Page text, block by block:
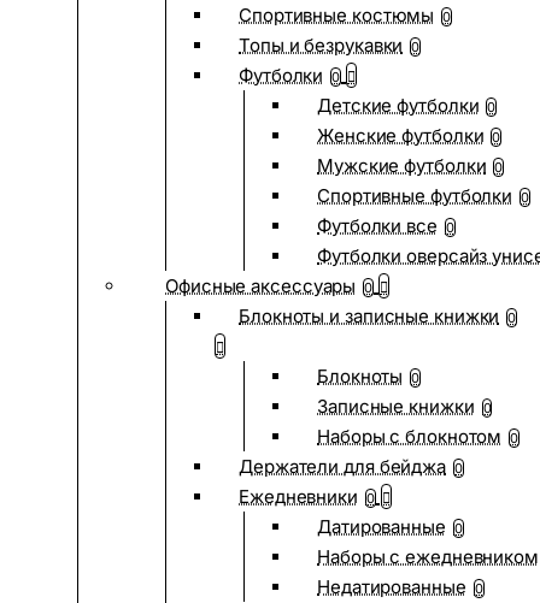
Спортивные костюмы 0
Топы и безрукавки 0
Футболки 0
Детские футболки 0
Женские футболки 0
Мужские футболки 0
Спортивные футболки 0
Футболки все 0
Футболки оверсайз
Офисные аксессуары 0
Блокноты и записные книжки 0
Блокноты 0
Записные книжки 0
Наборы с блокнотом 0
Держатели для бейджа 0
Ежедневники 0
Датированные 0
Наборы с ежедневником
Недатированные 0